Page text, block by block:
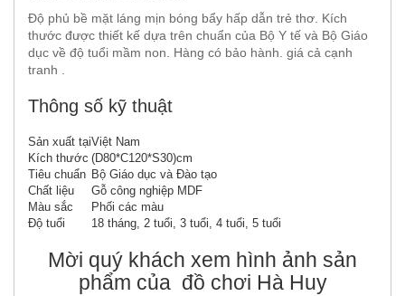
Độ phủ bề mặt láng mịn bóng bẩy hấp dẫn trẻ thơ. Kích
thước được thiết kế dựa trên chuẩn của Bộ Y tế và Bộ Giáo
dục về độ tuổi mầm non. Hàng có bảo hành. giá cả cạnh
tranh .
Thông số kỹ thuật
Sản xuất tạiViệt Nam
Kích thước (D80*C120*S30)cm
Tiêu chuẩn Bộ Giáo dục và Đào tạo
Chất liệu
Gỗ công nghiệp MDF
Màu sắc
Phối các màu
Độ tuổi
18 tháng, 2 tuổi, 3 tuổi, 4 tuổi, 5 tuổi
Mời quý khách xem hình ảnh sản
phẩm của đồ chơi Hà Huy